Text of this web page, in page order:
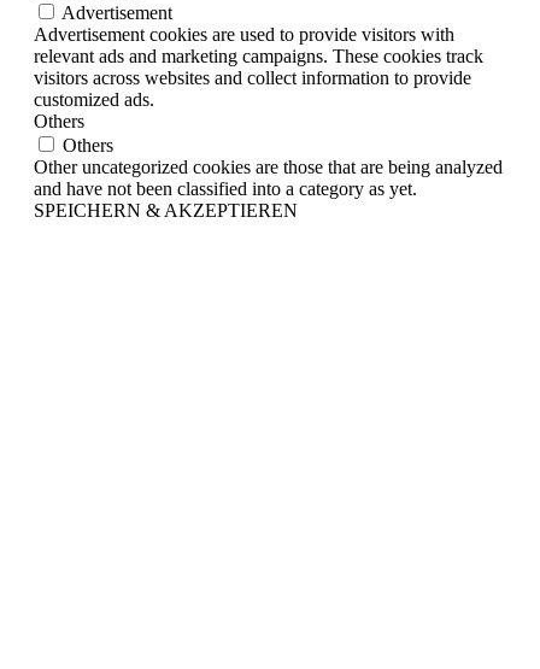
Advertisement
Advertisement cookies are used to provide visitors with
relevant ads and marketing campaigns. These cookies track
visitors across websites and collect information to provide
customized ads.
Others
Others
Other uncategorized cookies are those that are being analyzed
and have not been classified into a category as yet.
SPEICHERN & AKZEPTIEREN